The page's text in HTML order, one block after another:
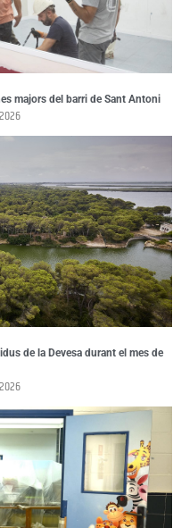
majors del barri de Sant Antoni
de la Devesa durant el mes de